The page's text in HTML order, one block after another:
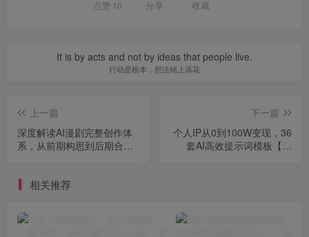
点赞 10 分享 收藏
It is by acts and not by ideas that people live.
行动是根本，想法锦上添花
上一篇
深度解读AI漫剧完整创作体
系，从前期构思到后期合成
下一篇
个人IP从0到100W变现，36
套AI高效提示词模板【文
相关推荐